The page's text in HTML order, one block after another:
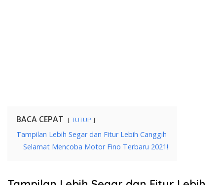
BACA CEPAT TUTUP
Tampilan Lebih Segar dan Fitur Lebih Canggih
Selamat Mencoba Motor Fino Terbaru 2021!